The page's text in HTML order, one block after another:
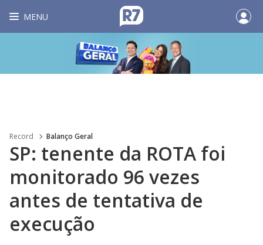
MENU
Record Balanço Geral
SP: tenente da ROTA foi
monitorado 96 vezes
antes de tentativa de
execução